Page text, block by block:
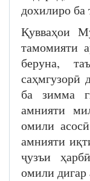
дохилиро ба
Қувваҳои
тамомияти
беруна,
саҳмгузорӣ
ба зимма
амнияти
омили
амнияти
ҷузъи
омили